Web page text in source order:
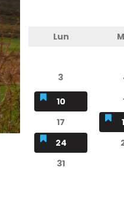
Lun
3
10
17
24
31